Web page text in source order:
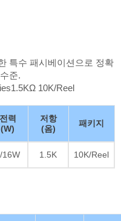
특수 패시베이션으로 정확
준.
10K/Reel
전력
(W)
저항
(옴)
패키지
16W 1.5K 10K/Reel